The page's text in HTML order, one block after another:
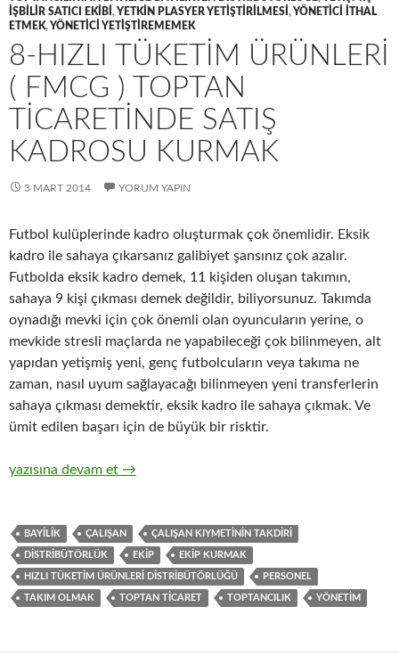
IŞBILIR SATICI EKIBI ,YETKIN PLASYER YETIŞTIRILMESI ,YÖNETICI ITHAL
ETMEK,YÖNETICI YETIŞTIREMEMEK
8-HIZLI TÜKETIM ÜRÜNLERI
( FMCG ) TOPTAN
TICARETINDE SATIŞ
KADROSU KURMAK
3 MART 2014 YORUM YAPIN
Futbol kulüplerinde kadro oluşturmak çok önemlidir. Eksik
kadro ile sahaya çıkarsanız galibiyet şansınız çok azalır.
Futbolda eksik kadro demek, 11 kişiden oluşan takımın,
sahaya 9 kişi çıkması demek değildir, biliyorsunuz. Takımda
oynadığı mevki için çok önemli olan oyuncuların yerine, o
mevkide stresli maçlarda ne yapabileceği çok bilinmeyen, alt
yapıdan yetişmiş yeni, genç futbolcuların veya takıma ne
zaman, nasıl uyum sağlayacağı bilinmeyen yeni transferlerin
sahaya çıkması demektir, eksik kadro ile sahaya çıkmak. Ve
ümit edilen başarı için de büyük bir risktir.
8-Hızlı tüketim ürünleri ( FMCG ) toptan ticaretinde satış
yazısına devam et →
BAYILIK ÇALIŞAN ÇALIŞAN KIYMETININ TAKDIRI
DISTRIBÜTÖRLÜK EKIP EKIP KURMAK
HIZLI TÜKETIM ÜRÜNLERI DISTRIBÜTÖRLÜĞÜ PERSONEL
TAKIM OLMAK TOPTAN TICARET TOPTANCILIK YÖNETIM